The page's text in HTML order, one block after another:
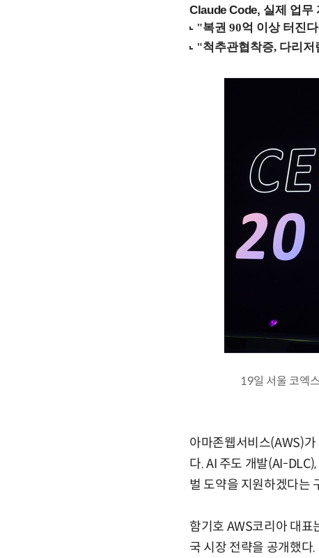
Claude Code, 실제 업무
19일 서울 코엑
아마존웹서비스(AWS)
다. AI 주도 개발(AI-
벌 도약을 지원하겠다는
함기호 AWS코리아 대
국 시장 전략을 공개했다.